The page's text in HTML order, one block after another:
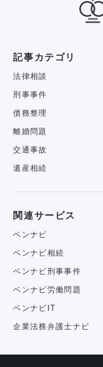
記事カテゴリ
法律相談
刑事事件
債務整理
離婚問題
交通事故
遺産相続
関連サービス
ベンナビ
ベンナビ相続
ベンナビ刑事事件
ベンナビ労働問題
ベンナビIT
企業法務弁護士ナビ